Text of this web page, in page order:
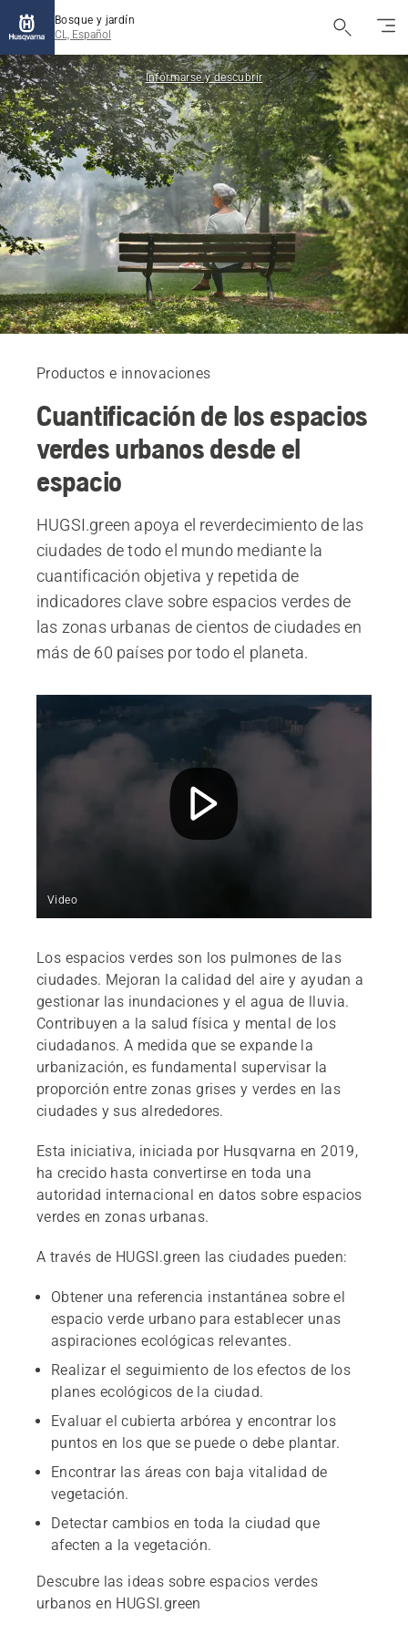
Bosque y jardín
CL, Español
Informarse y descubrir
Productos e innovaciones
Cuantificación de los espacios
verdes urbanos desde el
espacio
HUGSI.green apoya el reverdecimiento de las
ciudades de todo el mundo mediante la
cuantificación objetiva y repetida de
indicadores clave sobre espacios verdes de
las zonas urbanas de cientos de ciudades en
más de 60 países por todo el planeta.
Video
Los espacios verdes son los pulmones de las
ciudades. Mejoran la calidad del aire y ayudan a
gestionar las inundaciones y el agua de lluvia.
Contribuyen a la salud física y mental de los
ciudadanos. A medida que se expande la
urbanización, es fundamental supervisar la
proporción entre zonas grises y verdes en las
ciudades y sus alrededores.
Esta iniciativa, iniciada por Husqvarna en 2019,
ha crecido hasta convertirse en toda una
autoridad internacional en datos sobre espacios
verdes en zonas urbanas.
A través de HUGSI.green las ciudades pueden:
Obtener una referencia instantánea sobre el
espacio verde urbano para establecer unas
aspiraciones ecológicas relevantes.
Realizar el seguimiento de los efectos de los
planes ecológicos de la ciudad.
Evaluar el cubierta arbórea y encontrar los
puntos en los que se puede o debe plantar.
Encontrar las áreas con baja vitalidad de
vegetación.
Detectar cambios en toda la ciudad que
afecten a la vegetación.
Descubre las ideas sobre espacios verdes
urbanos en HUGSI.green